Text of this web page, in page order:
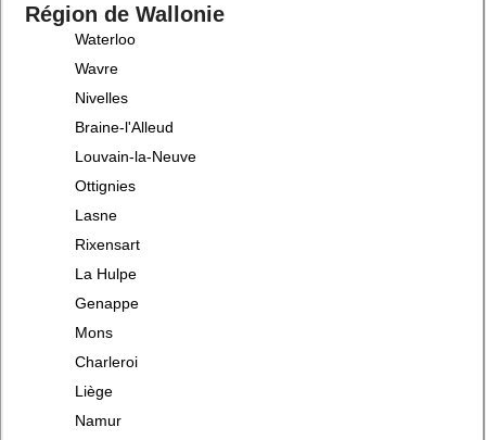
Région de Wallonie
Waterloo
Wavre
Nivelles
Braine-l'Alleud
Louvain-la-Neuve
Ottignies
Lasne
Rixensart
La Hulpe
Genappe
Mons
Charleroi
Liège
Namur